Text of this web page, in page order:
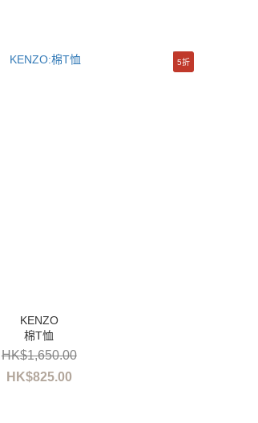
棉T恤
HK$825.00
HK$1,650.00
5折